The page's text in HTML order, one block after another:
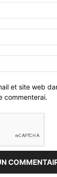
et site web
commenterai.